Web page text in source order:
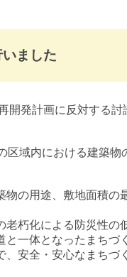
ました
開発計画に反対する討
域内における建築物
の用途、敷地面積の
朽化による防災性の
一体となったまちづ
安全・安心なまちづ